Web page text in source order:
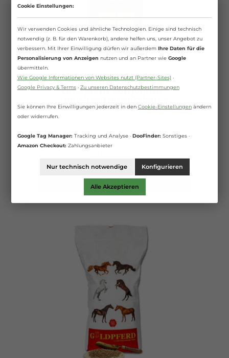
Scharnebecker Mühle -
Goldpferd Sorgenfrei -
Allroundfutter für Pferde
20 Kilogramm(2,15 €* / 1 Kilogramm)
Cookie Einstellungen:
Wir verwenden Cookies und ähnliche Technologien. Einige sind technisch
notwendig (z. B. für den Warenkorb), andere helfen uns, unser Angebot zu
verbessern. Mit Ihrer Einwilligung dürfen wir außerdem Ihre Daten für die
Personalisierung von Anzeigen nutzen und an Partner wie Google
übermitteln.
Wie Google Informationen von Websites nutzt (Partner-Sites)·
Google Privacy & Terms· Zu unseren Datenschutzbestimmungen
Sie können Ihre Einwilligungen jederzeit in den Cookie-Einstellungenändern
oder widerrufen.
Google Tag Manager: Tracking und Analyse · DooFinder: Sonstiges ·
Amazon Checkout: Zahlungsanbieter
Nur technisch notwendige Konfigurieren
Alle Akzeptieren